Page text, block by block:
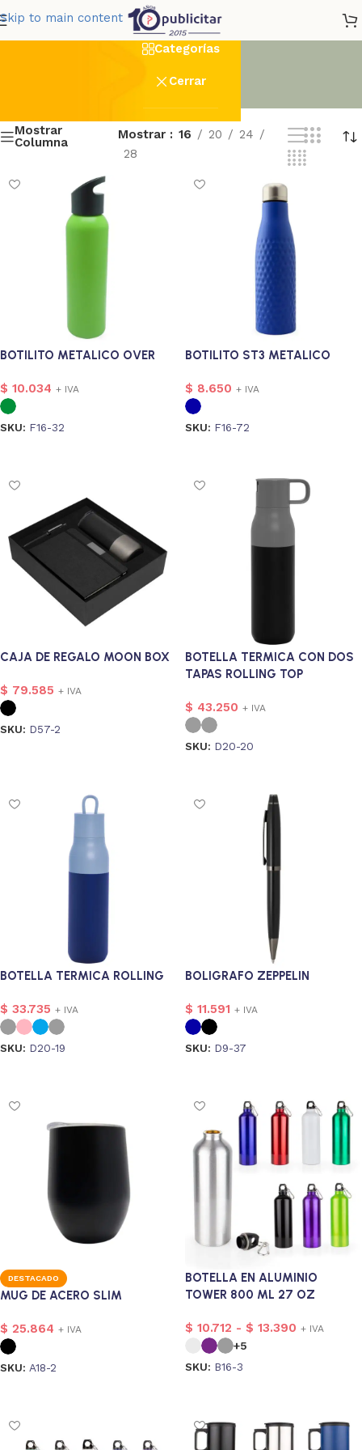
Skip to main content
Laser_con_Rotacion
Categorías
Cerrar
305
2
Mostrar
Columna
Mostrar 16 20
24
28
BOTILITO METALICO OVER
$ 10.034 + IVA
SKU: F16-32
BOTILITO ST3 METALICO
$ 8.650 + IVA
SKU: F16-72
CAJA DE REGALO MOON BOX
$ 79.585 + IVA
SKU: D57-2
BOTELLA TERMICA CON DOS
TAPAS ROLLING TOP
$ 43.250 + IVA
SKU: D20-20
BOTELLA TERMICA ROLLING
$ 33.735 + IVA
SKU: D20-19
BOLIGRAFO ZEPPELIN
$ 11.591 + IVA
SKU: D9-37
DESTACADO
MUG DE ACERO SLIM
$ 25.864 + IVA
SKU: A18-2
BOTELLA EN ALUMINIO
TOWER 800 ML 27 OZ
$ 10.712 - $ 13.390 + IVA
+5
SKU: B16-3